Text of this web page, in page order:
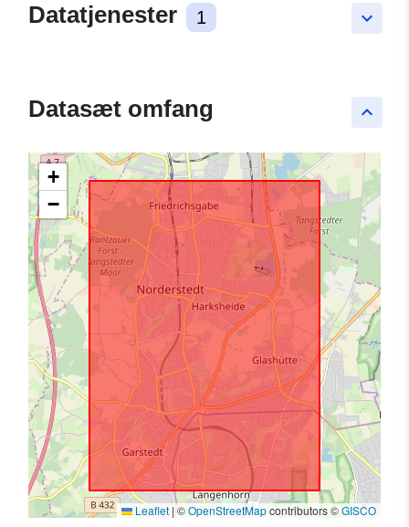
keyboard_arrow_down
Datatjenester 1
keyboard_arrow_up
Datasæt omfang
+
−
Leaflet | ©OpenStreetMapcontributors ©GISCO